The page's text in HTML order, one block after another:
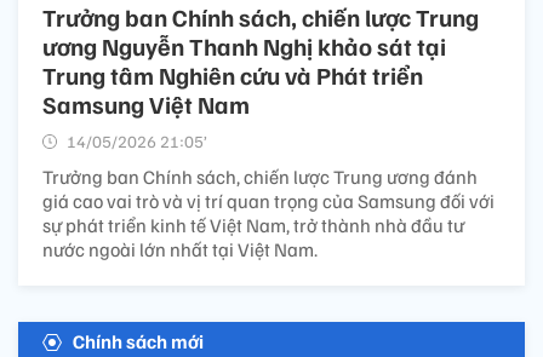
Trưởng ban Chính sách, chiến lược Trung
ương Nguyễn Thanh Nghị khảo sát tại
Trung tâm Nghiên cứu và Phát triển
Samsung Việt Nam
14/05/2026 21:05’
Trưởng ban Chính sách, chiến lược Trung ương đánh
giá cao vai trò và vị trí quan trọng của Samsung đối với
sự phát triển kinh tế Việt Nam, trở thành nhà đầu tư
nước ngoài lớn nhất tại Việt Nam.
Chính sách mới